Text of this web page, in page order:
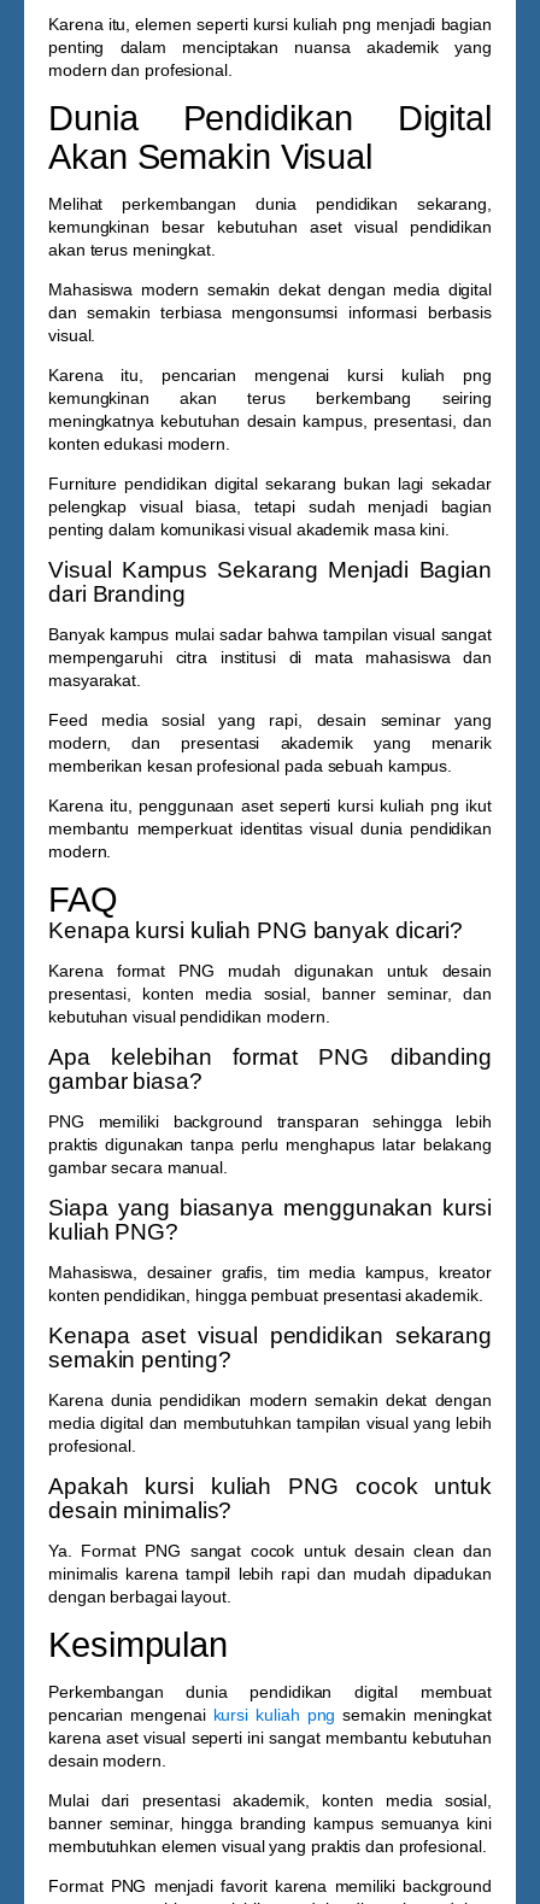
Karena itu, elemen seperti kursi kuliah png menjadi bagian
penting dalam menciptakan nuansa akademik yang
modern dan profesional.
Dunia Pendidikan Digital
Akan Semakin Visual
Melihat perkembangan dunia pendidikan sekarang,
kemungkinan besar kebutuhan aset visual pendidikan
akan terus meningkat.
Mahasiswa modern semakin dekat dengan media digital
dan semakin terbiasa mengonsumsi informasi berbasis
visual.
Karena itu, pencarian mengenai kursi kuliah png
kemungkinan akan terus berkembang seiring
meningkatnya kebutuhan desain kampus, presentasi, dan
konten edukasi modern.
Furniture pendidikan digital sekarang bukan lagi sekadar
pelengkap visual biasa, tetapi sudah menjadi bagian
penting dalam komunikasi visual akademik masa kini.
Visual Kampus Sekarang Menjadi Bagian
dari Branding
Banyak kampus mulai sadar bahwa tampilan visual sangat
mempengaruhi citra institusi di mata mahasiswa dan
masyarakat.
Feed media sosial yang rapi, desain seminar yang
modern, dan presentasi akademik yang menarik
memberikan kesan profesional pada sebuah kampus.
Karena itu, penggunaan aset seperti kursi kuliah png ikut
membantu memperkuat identitas visual dunia pendidikan
modern.
FAQ
Kenapa kursi kuliah PNG banyak dicari?
Karena format PNG mudah digunakan untuk desain
presentasi, konten media sosial, banner seminar, dan
kebutuhan visual pendidikan modern.
Apa kelebihan format PNG dibanding
gambar biasa?
PNG memiliki background transparan sehingga lebih
praktis digunakan tanpa perlu menghapus latar belakang
gambar secara manual.
Siapa yang biasanya menggunakan kursi
kuliah PNG?
Mahasiswa, desainer grafis, tim media kampus, kreator
konten pendidikan, hingga pembuat presentasi akademik.
Kenapa aset visual pendidikan sekarang
semakin penting?
Karena dunia pendidikan modern semakin dekat dengan
media digital dan membutuhkan tampilan visual yang lebih
profesional.
Apakah kursi kuliah PNG cocok untuk
desain minimalis?
Ya. Format PNG sangat cocok untuk desain clean dan
minimalis karena tampil lebih rapi dan mudah dipadukan
dengan berbagai layout.
Kesimpulan
Perkembangan dunia pendidikan digital membuat
pencarian mengenai kursi kuliah png semakin meningkat
karena aset visual seperti ini sangat membantu kebutuhan
desain modern.
Mulai dari presentasi akademik, konten media sosial,
banner seminar, hingga branding kampus semuanya kini
membutuhkan elemen visual yang praktis dan profesional.
Format PNG menjadi favorit karena memiliki background